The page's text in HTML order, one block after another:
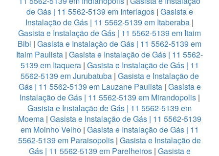
de Gás | 11 5562-5139 em Interlagos| Gasista e
Instalação de Gás | 11 5562-5139 em Itaberaba |
Gasista e Instalação de Gás | 11 5562-5139 em Itaim
Bibi | Gasista e Instalação de Gás | 11 5562-5139 em
Itaim Paulista | Gasista e Instalação de Gás | 11 5562-
5139 em Itaquera| Gasista e Instalação de Gás | 11
5562-5139 em Jurubatuba| Gasista e Instalação de
Gás | 11 5562-5139 em Lauzane Paulista | Gasista e
Instalação de Gás | 11 5562-5139 em Mirandopolis|
Gasista e Instalação de Gás | 11 5562-5139 em
Moema| Gasista e Instalação de Gás | 11 5562-5139
em Moinho Velho | Gasista e Instalação de Gás | 11
5562-5139 em Paraisopolis | Gasista e Instalação de
Gás | 11 5562-5139 em Parelheiros| Gasista e